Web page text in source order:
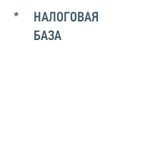
*
НАЛОГОВАЯ
БАЗА